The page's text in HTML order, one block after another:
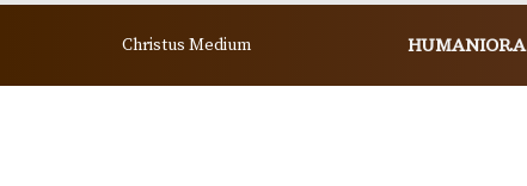
Christus Medium HUMANIORA